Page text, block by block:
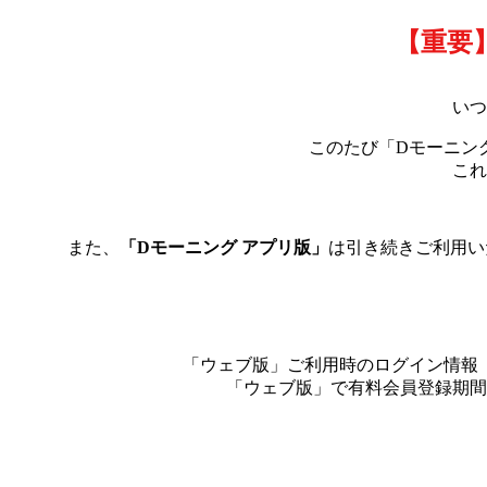
【重
い
このたび「Dモーニン
こ
また、 「Dモーニング アプリ版」 は引き続きご利用
「ウェブ版」ご利用時のログイン情
「ウェブ版」で有料会員登録期